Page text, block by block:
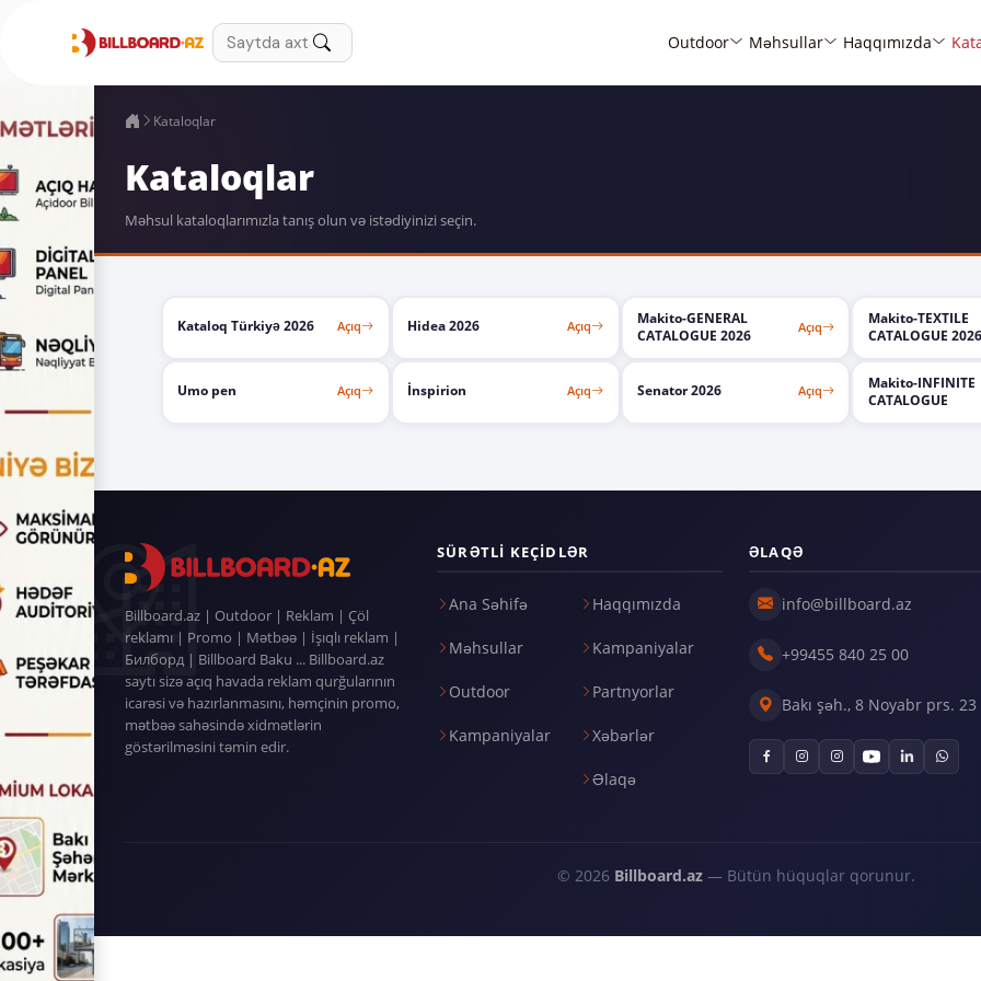
Outdoor Məhsullar Haqqımızda
Kataloqlar
Kataloqlar
Məhsul kataloqlarımızla tanış olun və istədiyinizi seçin.
PDF
Kataloq Türkiyə 2026 Açıq PDF
Hidea 2026 Açıq PDF
Makito-GENERAL
CATALOGUE 2026
Açıq
Makito-TEXTILE
CATALOGUE 2026
PDF
Umo pen Açıq PDF
İnspirion Açıq PDF
Senator 2026 Açıq
Makito-INFINITE
CATALOGUE
Billboard.az | Outdoor | Reklam | Çöl
reklamı | Promo | Mətbəə | İşıqlı reklam |
Билборд | Billboard Baku ... Billboard.az
saytı sizə açıq havada reklam qurğularının
icarəsi və hazırlanmasını, həmçinin promo,
mətbəə sahəsində xidmətlərin
göstərilməsini təmin edir.
SÜRƏTLI KEÇIDLƏR
Ana Səhifə
Məhsullar
Outdoor
Kampaniyalar
Haqqımızda
Kampaniyalar
Partnyorlar
Xəbərlər
Əlaqə
ƏLAQƏ
info@billboard.az
+99455 840 25 00
Bakı şəh., 8 Noyabr prs. 23
© 2026 Billboard.az— Bütün hüquqlar qorunur.